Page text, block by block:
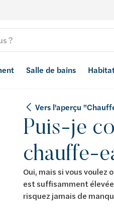
Salle de bains
Vers l'aperçu
Puis-je
chauffe-
Oui, mais si vous
est suffisamment
risquez jamais de